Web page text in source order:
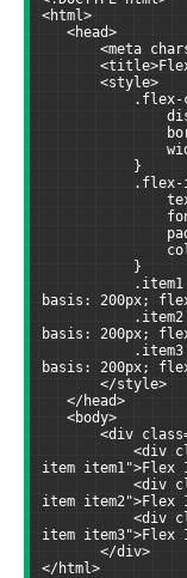
<html>
<head>
<meta
<style>
.flex-
}
.flex-
text-
font-
padding:
color:
}
.item1
basis: 200px;
.item2
basis: 200px;
.item3
basis: 200px;
</style>
</head>
<body>
<div
<div
item item1">Flex
<div
item item2">Flex
<div
item item3">Flex
</div>
</html>